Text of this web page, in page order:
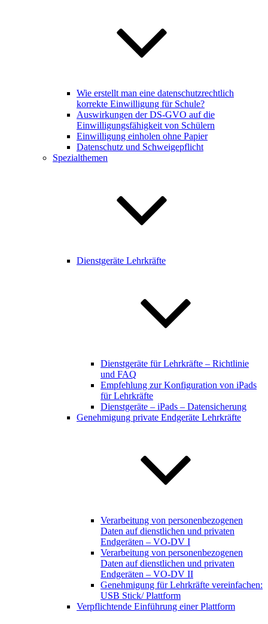
Wie erstellt man eine datenschutzrechtlich
korrekte Einwilligung für Schule?
Auswirkungen der DS-GVO auf die
Einwilligungsfähigkeit von Schülern
Einwilligung einholen ohne Papier
Datenschutz und Schweigepflicht
Spezialthemen
Dienstgeräte Lehrkräfte
Dienstgeräte für Lehrkräfte – Richtlinie
und FAQ
Empfehlung zur Konfiguration von iPads
für Lehrkräfte
Dienstgeräte – iPads – Datensicherung
Genehmigung private Endgeräte Lehrkräfte
Verarbeitung von personenbezogenen
Daten auf dienstlichen und privaten
Endgeräten – VO-DV I
Verarbeitung von personenbezogenen
Daten auf dienstlichen und privaten
Endgeräten – VO-DV II
Genehmigung für Lehrkräfte vereinfachen:
USB Stick/ Plattform
Verpflichtende Einführung einer Plattform